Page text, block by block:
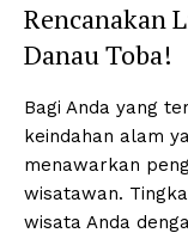
Rencanakan
Danau Toba!
Bagi Anda yang
keindahan alam
menawarkan
wisatawan.
wisata Anda